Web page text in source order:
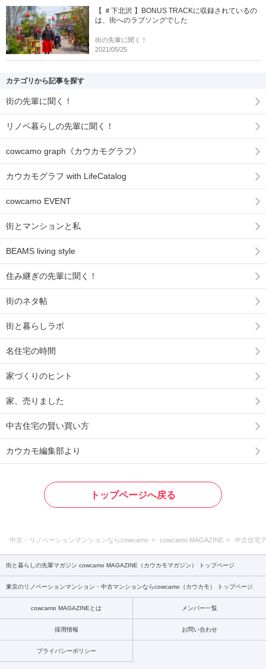
【 ＃下北沢 】BONUS TRACKに収録されているの
は、街へのラブソングでした
街の先輩に聞く！
2021/05/25
カテゴリから記事を探す
街の先輩に聞く！
リノベ暮らしの先輩に聞く！
cowcamo graph《カウカモグラフ》
カウカモグラフ with LifeCatalog
cowcamo EVENT
街とマンションと私
BEAMS living style
住み継ぎの先輩に聞く！
街のネタ帖
街と暮らしラボ
名住宅の時間
家づくりのヒント
家、売りました
中古住宅の賢い買い方
カウカモ編集部より
トップページへ戻る
中古・リノベーションマンションならcowcamo cowcamo MAGAZINE 中古住宅
街と暮らしの先輩マガジン cowcamo MAGAZINE（カウカモマガジン） トップページ
東京のリノベーションマンション・中古マンションならcowcamo（カウカモ） トップページ
cowcamo MAGAZINEとは メンバー一覧
採用情報 お問い合わせ
プライバシーポリシー